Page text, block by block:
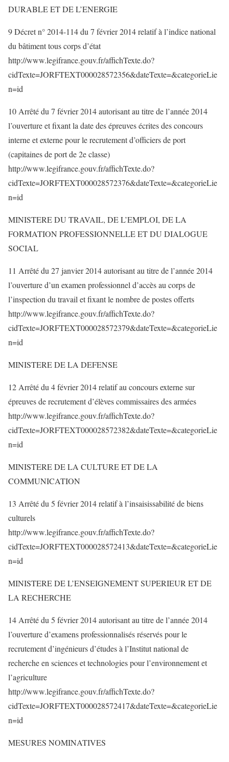
DURABLE ET DE L’ENERGIE
9 Décret n° 2014-114 du 7 février 2014 relatif à l’indice national
du bâtiment tous corps d’état
http://www.legifrance.gouv.fr/affichTexte.do?
cidTexte=JORFTEXT000028572356&dateTexte=&categorieLie
n=id
10 Arrêté du 7 février 2014 autorisant au titre de l’année 2014
l’ouverture et fixant la date des épreuves écrites des concours
interne et externe pour le recrutement d’officiers de port
(capitaines de port de 2e classe)
http://www.legifrance.gouv.fr/affichTexte.do?
cidTexte=JORFTEXT000028572376&dateTexte=&categorieLie
n=id
MINISTERE DU TRAVAIL, DE L’EMPLOI, DE LA
FORMATION PROFESSIONNELLE ET DU DIALOGUE
SOCIAL
11 Arrêté du 27 janvier 2014 autorisant au titre de l’année 2014
l’ouverture d’un examen professionnel d’accès au corps de
l’inspection du travail et fixant le nombre de postes offerts
http://www.legifrance.gouv.fr/affichTexte.do?
cidTexte=JORFTEXT000028572379&dateTexte=&categorieLie
n=id
MINISTERE DE LA DEFENSE
12 Arrêté du 4 février 2014 relatif au concours externe sur
épreuves de recrutement d’élèves commissaires des armées
http://www.legifrance.gouv.fr/affichTexte.do?
cidTexte=JORFTEXT000028572382&dateTexte=&categorieLie
n=id
MINISTERE DE LA CULTURE ET DE LA
COMMUNICATION
13 Arrêté du 5 février 2014 relatif à l’insaisissabilité de biens
culturels
http://www.legifrance.gouv.fr/affichTexte.do?
cidTexte=JORFTEXT000028572413&dateTexte=&categorieLie
n=id
MINISTERE DE L’ENSEIGNEMENT SUPERIEUR ET DE
LA RECHERCHE
14 Arrêté du 5 février 2014 autorisant au titre de l’année 2014
l’ouverture d’examens professionnalisés réservés pour le
recrutement d’ingénieurs d’études à l’Institut national de
recherche en sciences et technologies pour l’environnement et
l’agriculture
http://www.legifrance.gouv.fr/affichTexte.do?
cidTexte=JORFTEXT000028572417&dateTexte=&categorieLie
n=id
MESURES NOMINATIVES